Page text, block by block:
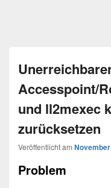
Accesspoint/
und ll2mexec
zurücksetzen
Veröffentlicht am
Problem